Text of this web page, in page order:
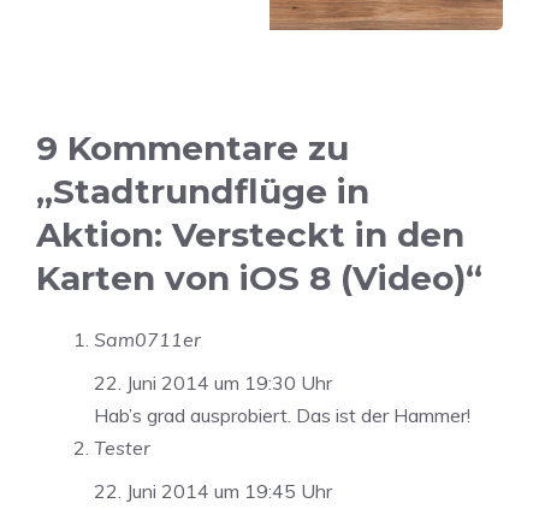
9 Kommentare zu
„Stadtrundflüge in
Aktion: Versteckt in den
Karten von iOS 8 (Video)“
Sam0711er
22. Juni 2014 um 19:30 Uhr
Hab’s grad ausprobiert. Das ist der Hammer!
Tester
22. Juni 2014 um 19:45 Uhr